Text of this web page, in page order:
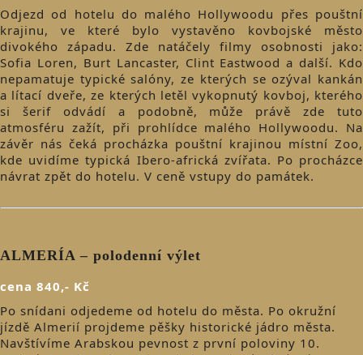
Odjezd od hotelu do malého Hollywoodu přes pouštní
krajinu, ve které bylo vystavěno kovbojské město
divokého západu. Zde natáčely filmy osobnosti jako:
Sofia Loren, Burt Lancaster, Clint Eastwood a další. Kdo
nepamatuje typické salóny, ze kterých se ozýval kankán
a lítací dveře, ze kterých letěl vykopnutý kovboj, kterého
si šerif odvádí a podobně, může právě zde tuto
atmosféru zažít, při prohlídce malého Hollywoodu. Na
závěr nás čeká procházka pouštní krajinou místní Zoo,
kde uvidíme typická Ibero-africká zvířata. Po procházce
návrat zpět do hotelu. V ceně vstupy do památek.
ALMERÍA – polodenní výlet
cena 840,- Kč
Po snídani odjedeme od hotelu do města. Po okružní
jízdě Almerií projdeme pěšky historické jádro města.
Navštívíme Arabskou pevnost z první poloviny 10.